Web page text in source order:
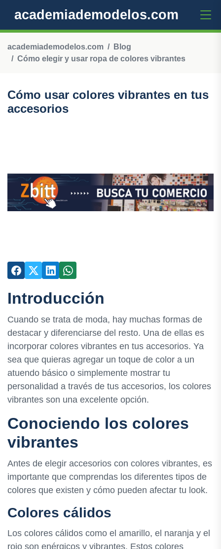
academiademodelos.com
academiademodelos.com
Blog
Cómo elegir y usar ropa de colores vibrantes
Cómo usar colores vibrantes en tus
accesorios
Introducción
Cuando se trata de moda, hay muchas formas de
destacar y diferenciarse del resto. Una de ellas es
incorporar colores vibrantes en tus accesorios. Ya
sea que quieras agregar un toque de color a un
atuendo básico o simplemente mostrar tu
personalidad a través de tus accesorios, los colores
vibrantes son una excelente opción.
Conociendo los colores
vibrantes
Antes de elegir accesorios con colores vibrantes, es
importante que comprendas los diferentes tipos de
colores que existen y cómo pueden afectar tu look.
Colores cálidos
Los colores cálidos como el amarillo, el naranja y el
rojo son enérgicos y vibrantes. Estos colores